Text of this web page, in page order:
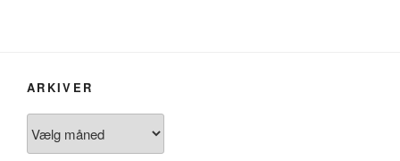
ARKIVER